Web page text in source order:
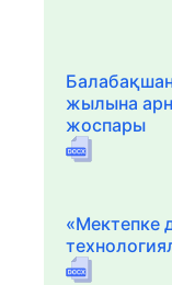
жылына
жоспары
«Мектепке